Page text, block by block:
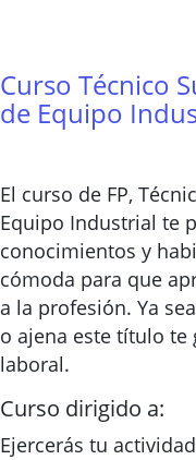
Curso Técnico
de Equipo
El curso de FP,
Equipo Industrial te
conocimientos y
cómoda para que
a la profesión. Ya
o ajena este título te
laboral.
Curso dirigido a:
Ejercerás tu